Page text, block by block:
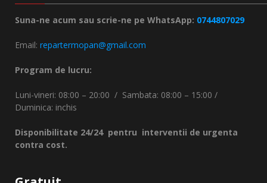
Suna-ne acum sau scrie-ne pe WhatsApp: 0744807029
Email: repartermopan@gmail.com
Program de lucru:
Luni-vineri: 08:00 – 20:00 / Sambata: 08:00 – 15:00 /
Duminica: inchis
Disponibilitate 24/24 pentru interventii de urgenta
contra cost.